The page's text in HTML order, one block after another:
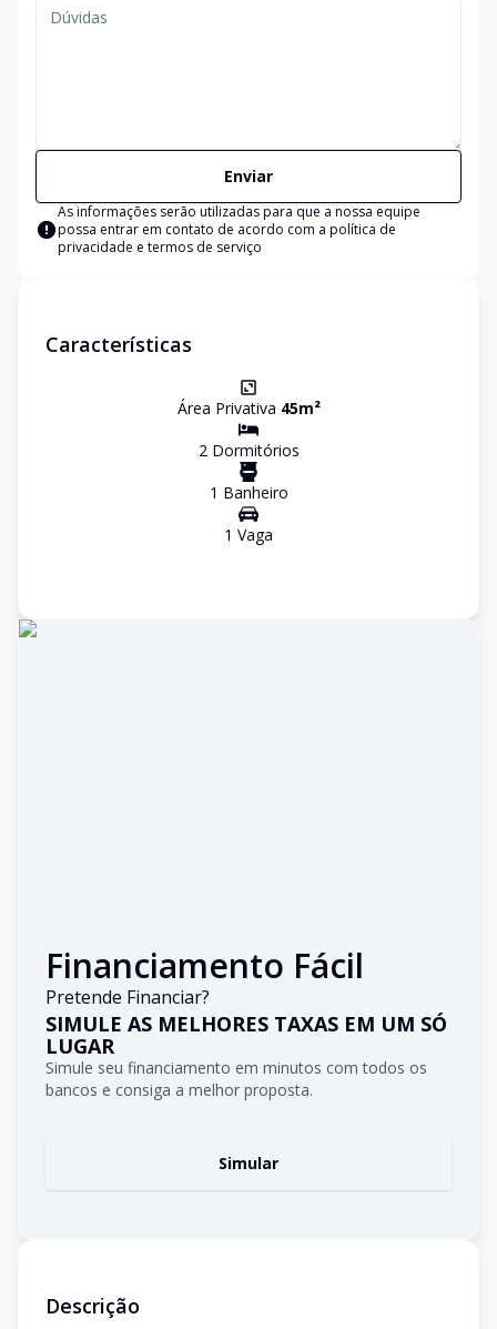
Enviar
As informações serão utilizadas para que a nossa equipe
possa entrar em contato de acordo com a política de
privacidade e termos de serviço
Características
Área Privativa 45m²
2Dormitórios
1 Banheiro
1 Vaga
Financiamento Fácil
Pretende Financiar?
SIMULE AS MELHORES TAXAS EM UM SÓ
LUGAR
Simule seu financiamento em minutos com todos os
bancos e consiga a melhor proposta.
Simular
Descrição